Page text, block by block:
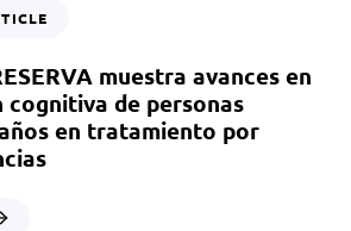
muestra avances en
de personas
en tratamiento por